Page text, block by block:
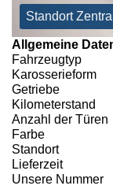
Standort
Allgemeine
Fahrzeugtyp
Karosserieform
Getriebe
Kilometerstand
Anzahl der Türen
Farbe
Standort
Lieferzeit
Unsere Nummer